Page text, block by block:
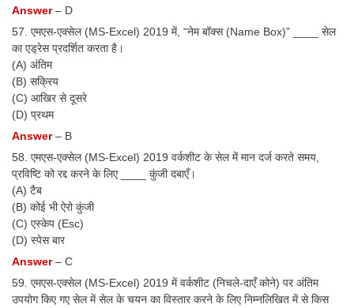
Answer– D
57. एमएस-एक्सेल (MS-Excel) 2019 में, “नेम बॉक्स (Name Box)” ____ सेल
का एड्रेस प्रदर्शित करता है।
(A) अंतिम
(B) सक्रिय
(C) आखिर से दूसरे
(D) प्रथम
Answer– B
58. एमएस-एक्सेल (MS-Excel) 2019 वर्कशीट के सेल में मान दर्ज करते समय,
प्रविष्टि को रद्द करने के लिए ____ कुंजी दबाएँ।
(A) टैब
(B) कोई भी ऐरो कुंजी
(C) एस्केप (Esc)
(D) स्पेस बार
Answer– C
59. एमएस-एक्सेल (MS-Excel) 2019 में वर्कशीट (निचले-दाएँ कोने) पर अंतिम
उपयोग किए गए सेल में सेल के चयन का विस्तार करने के लिए निम्नलिखित में से किस